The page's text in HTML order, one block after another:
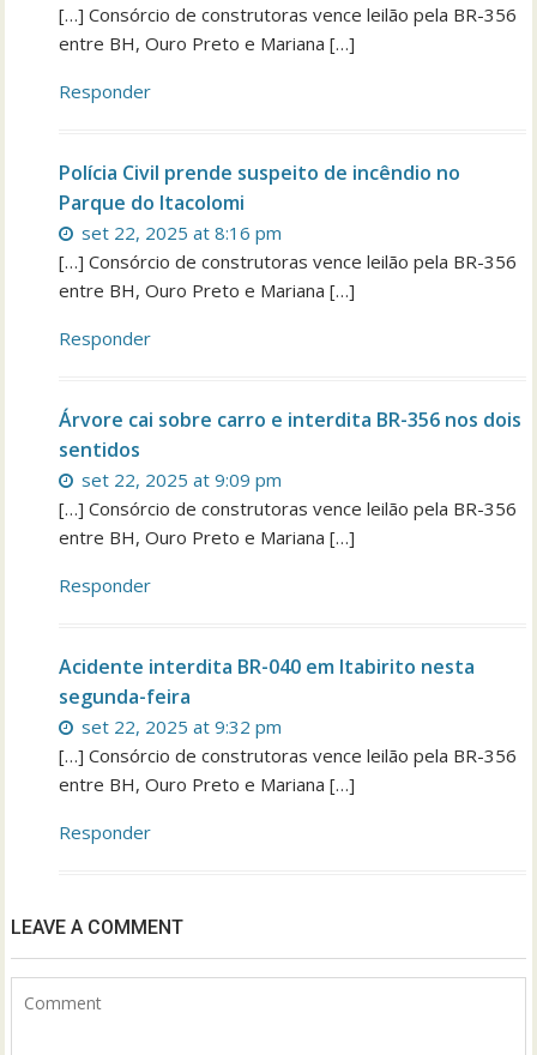
[…] Consórcio de construtoras vence leilão pela BR-356
entre BH, Ouro Preto e Mariana […]
Responder
Polícia Civil prende suspeito de incêndio no
Parque do Itacolomi
set 22, 2025 at 8:16 pm
[…] Consórcio de construtoras vence leilão pela BR-356
entre BH, Ouro Preto e Mariana […]
Responder
Árvore cai sobre carro e interdita BR-356 nos dois
sentidos
set 22, 2025 at 9:09 pm
[…] Consórcio de construtoras vence leilão pela BR-356
entre BH, Ouro Preto e Mariana […]
Responder
Acidente interdita BR-040 em Itabirito nesta
segunda-feira
set 22, 2025 at 9:32 pm
[…] Consórcio de construtoras vence leilão pela BR-356
entre BH, Ouro Preto e Mariana […]
Responder
LEAVE A COMMENT